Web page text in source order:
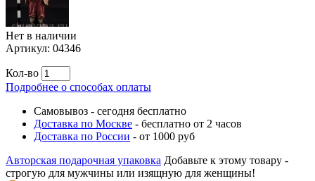
Нет в наличии
Артикул: 04346
Кол-во
Подробнее о способах оплаты
Самовывоз - сегодня бесплатно
Доставка по Москве - бесплатно от 2 часов
Доставка по России - от 1000 руб
Авторская подарочная упаковка Добавьте к этому товару -
строгую для мужчины или изящную для женщины!